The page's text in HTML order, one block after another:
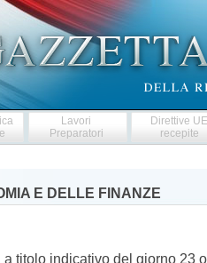
Lavori
Preparatori
Direttive
recepite
E DELLE FINANZE
titolo indicativo del giorno 23